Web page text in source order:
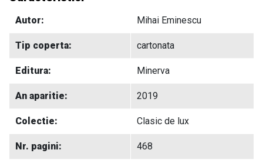
Autor: Mihai Eminescu
Tip coperta: cartonata
Editura: Minerva
An aparitie: 2019
Colectie: Clasic de lux
Nr. pagini: 468